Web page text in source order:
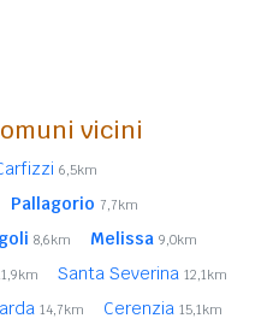
vicini
6,5km
Pallagorio 7,7km
8,6km Melissa 9,0km
Santa Severina 12,1km
14,7km Cerenzia 15,1km